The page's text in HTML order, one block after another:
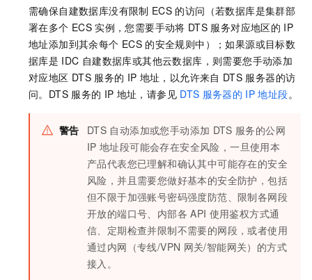
需确保自建数据库没有限制 ECS 的访问（若数据库是集群部
署在多个 ECS 实例，您需要手动将 DTS 服务对应地区的 IP
地址添加到其余每个 ECS 的安全规则中）；如果源或目标数
据库是 IDC 自建数据库或其他云数据库，则需要您手动添加
对应地区 DTS 服务的 IP 地址，以允许来自 DTS 服务器的访
问。DTS 服务的 IP 地址，请参见 DTS 服务器的 IP 地址段。
警告 DTS 自动添加或您手动添加 DTS 服务的公网
IP 地址段可能会存在安全风险，一旦使用本
产品代表您已理解和确认其中可能存在的安全
风险，并且需要您做好基本的安全防护，包括
但不限于加强账号密码强度防范、限制各网段
开放的端口号、内部各 API 使用鉴权方式通
信、定期检查并限制不需要的网段，或者使用
通过内网（专线/VPN 网关/智能网关）的方式
接入。